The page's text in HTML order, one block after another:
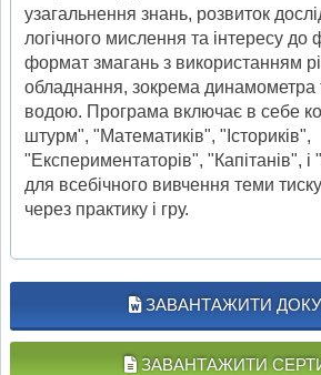
узагальнення знань, розвиток
логічного мислення та інтересу до
формат змагань з використанням
обладнання, зокрема динамометра
водою. Програма включає в себе
штурм", "Математиків", "Істориків",
"Експериментаторів", "Капітанів", і
для всебічного вивчення теми
через практику і гру.
ЗАВАНТАЖИТИ
ЗАВАНТАЖИТИ